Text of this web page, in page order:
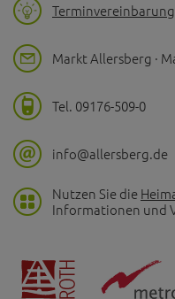
Terminvereinbarung
Markt Allersberg ·
Tel. 09176-509-0
info@allersberg.de
Nutzen Sie die
Informationen und